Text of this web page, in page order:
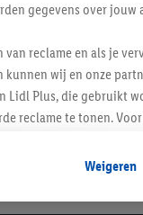
gegevens over
reclame en als je
wij en onze
Lidl Plus, die gebruikt
reclame te tonen.
worden
een winkelmandje
Weigeren